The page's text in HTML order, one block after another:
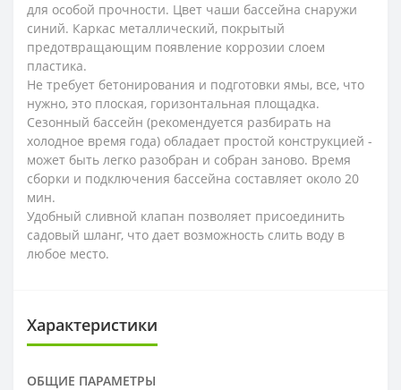
для особой прочности. Цвет чаши бассейна снаружи
синий. Каркас металлический, покрытый
предотвращающим появление коррозии слоем
пластика.
Не требует бетонирования и подготовки ямы, все, что
нужно, это плоская, горизонтальная площадка.
Сезонный бассейн (рекомендуется разбирать на
холодное время года) обладает простой конструкцией -
может быть легко разобран и собран заново. Время
сборки и подключения бассейна составляет около 20
мин.
Удобный сливной клапан позволяет присоединить
садовый шланг, что дает возможность слить воду в
любое место.
Характеристики
ОБЩИЕ ПАРАМЕТРЫ